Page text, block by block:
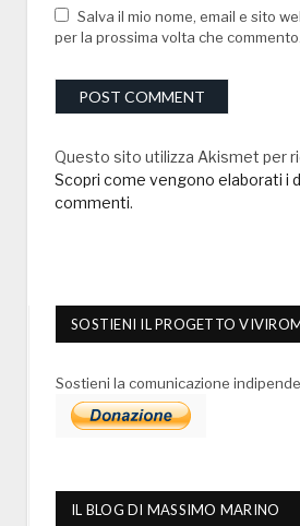
Salva il mio nome, email e sito
per la prossima volta che commento.
Questo sito utilizza Akismet per
Scopri come vengono elaborati i
commenti.
SOSTIENI IL PROGETTO
Sostieni la comunicazione
IL BLOG DI MASSIMO MARINO